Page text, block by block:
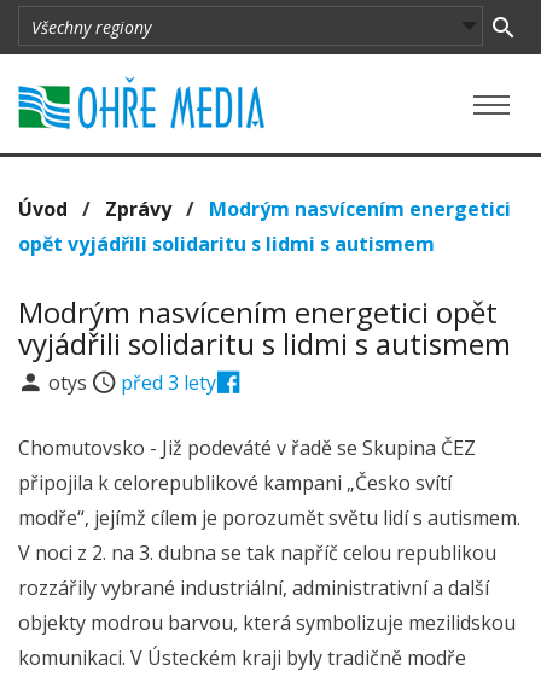
Úvod / Zprávy/ Modrým nasvícením energetici
opět vyjádřili solidaritu s lidmi s autismem
Modrým nasvícením energetici opět
vyjádřili solidaritu s lidmi s autismem
otys před 3 lety
Chomutovsko - Již podeváté v řadě se Skupina ČEZ
připojila k celorepublikové kampani „Česko svítí
modře“, jejímž cílem je porozumět světu lidí s autismem.
V noci z 2. na 3. dubna se tak napříč celou republikou
rozzářily vybrané industriální, administrativní a další
objekty modrou barvou, která symbolizuje mezilidskou
komunikaci. V Ústeckém kraji byly tradičně modře